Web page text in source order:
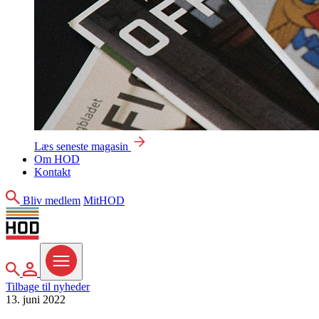
Læs seneste magasin
Om HOD
Kontakt
Søg
Bliv medlem MitHOD
MitHOD
Menu
Tilbage til nyheder
13. juni 2022